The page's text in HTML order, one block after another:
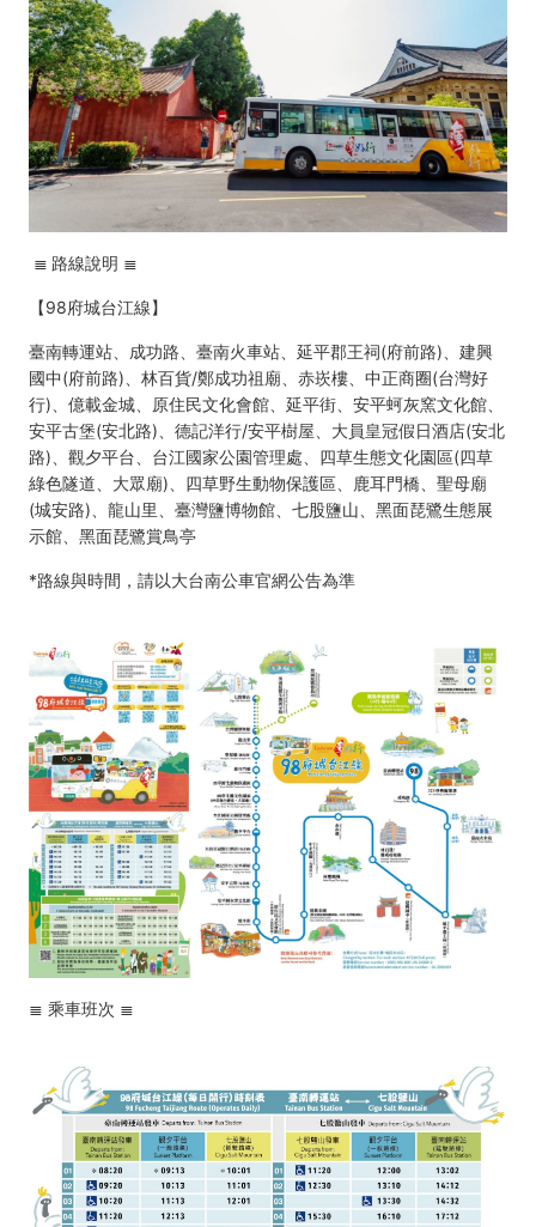
≣ 路線說明 ≣
【98府城台江線】
臺南轉運站、成功路、臺南火車站、延平郡王祠(府前路)、建興
國中(府前路)、林百貨/鄭成功祖廟、赤崁樓、中正商圈(台灣好
行)、億載金城、原住民文化會館、延平街、安平蚵灰窯文化館、
安平古堡(安北路)、德記洋行/安平樹屋、大員皇冠假日酒店(安北
路)、觀夕平台、台江國家公園管理處、四草生態文化園區(四草
綠色隧道、大眾廟)、四草野生動物保護區、鹿耳門橋、聖母廟
(城安路)、龍山里、臺灣鹽博物館、七股鹽山、黑面琵鷺生態展
示館、黑面琵鷺賞鳥亭
*路線與時間，請以大台南公車官網公告為準
≣ 乘車班次 ≣